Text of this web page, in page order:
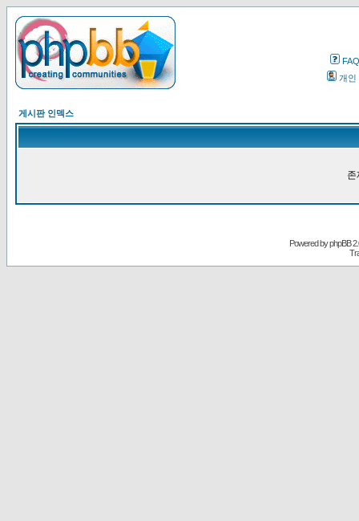
FAQ
개인
게시판 인덱스
존
Powered byphpBB